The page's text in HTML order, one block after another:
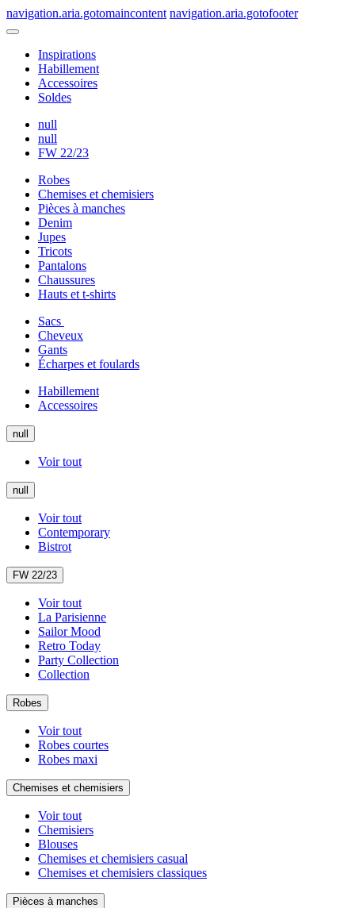
navigation.aria.gotomaincontent navigation.aria.gotofooter
Inspirations
Habillement
Accessoires
Soldes
null
null
FW 22/23
Robes
Chemises et chemisiers
Pièces à manches
Denim
Jupes
Tricots
Pantalons
Chaussures
Hauts et t-shirts
Sacs
Cheveux
Gants
Écharpes et foulards
Habillement
Accessoires
null
Voir tout
null
Voir tout
Contemporary
Bistrot
FW 22/23
Voir tout
La Parisienne
Sailor Mood
Retro Today
Party Collection
Collection
Robes
Voir tout
Robes courtes
Robes maxi
Chemises et chemisiers
Voir tout
Chemisiers
Blouses
Chemises et chemisiers casual
Chemises et chemisiers classiques
Pièces à manches